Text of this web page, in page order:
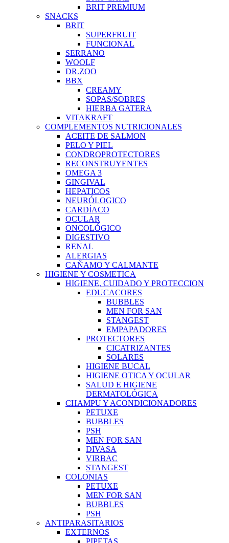
BRIT PREMIUM
SNACKS
BRIT
SUPERFRUIT
FUNCIONAL
SERRANO
WOOLF
DR.ZOO
BBX
CREAMY
SOPAS/SOBRES
HIERBA GATERA
VITAKRAFT
COMPLEMENTOS NUTRICIONALES
ACEITE DE SALMON
PELO Y PIEL
CONDROPROTECTORES
RECONSTRUYENTES
OMEGA 3
GINGIVAL
HEPATICOS
NEURÓLOGICO
CARDÍACO
OCULAR
ONCOLÓGICO
DIGESTIVO
RENAL
ALERGIAS
CAÑAMO Y CALMANTE
HIGIENE Y COSMETICA
HIGIENE, CUIDADO Y PROTECCION
EDUCACORES
BUBBLES
MEN FOR SAN
STANGEST
EMPAPADORES
PROTECTORES
CICATRIZANTES
SOLARES
HIGIENE BUCAL
HIGIENE OTICA Y OCULAR
SALUD E HIGIENE
DERMATOLÓGICA
CHAMPU Y ACONDICIONADORES
PETUXE
BUBBLES
PSH
MEN FOR SAN
DIVASA
VIRBAC
STANGEST
COLONIAS
PETUXE
MEN FOR SAN
BUBBLES
PSH
ANTIPARASITARIOS
EXTERNOS
PIPETAS